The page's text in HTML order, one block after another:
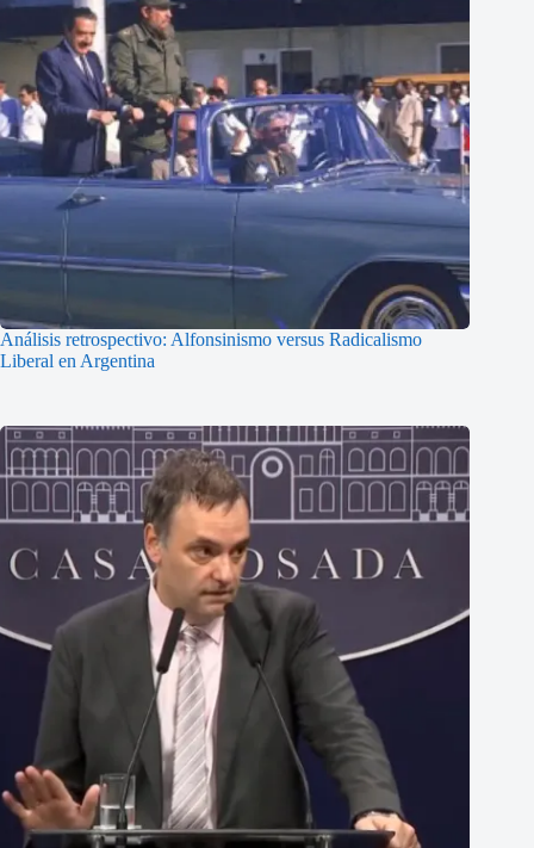
Análisis retrospectivo: Alfonsinismo versus Radicalismo
Liberal en Argentina